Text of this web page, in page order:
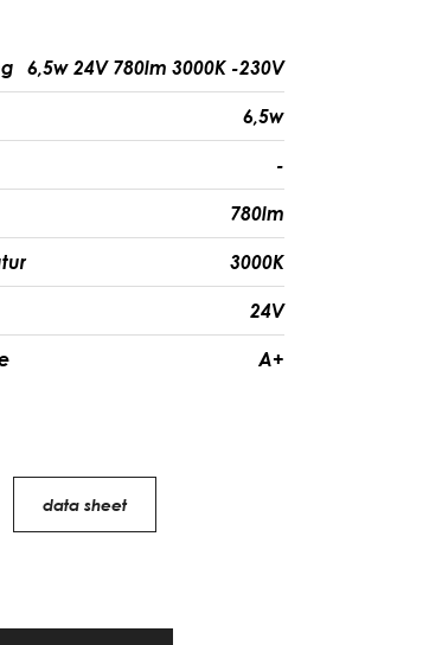
6,5w 24V 780lm 3000K -230V
6,5w
-
780lm
3000K
24V
A+
data sheet